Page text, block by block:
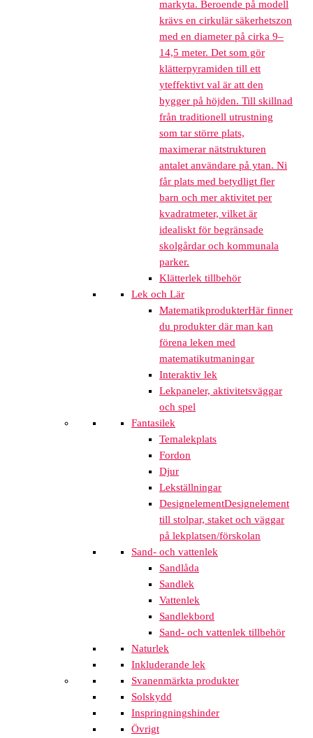
markyta. Beroende på modell
krävs en cirkulär säkerhetszon
med en diameter på cirka 9–
14,5 meter. Det som gör
klätterpyramiden till ett
yteffektivt val är att den
bygger på höjden. Till skillnad
från traditionell utrustning
som tar större plats,
maximerar nätstrukturen
antalet användare på ytan. Ni
får plats med betydligt fler
barn och mer aktivitet per
kvadratmeter, vilket är
idealiskt för begränsade
skolgårdar och kommunala
parker.
Klätterlek tillbehör
Lek och Lär
MatematikprodukterHär finner
du produkter där man kan
förena leken med
matematikutmaningar
Interaktiv lek
Lekpaneler, aktivitetsväggar
och spel
Fantasilek
Temalekplats
Fordon
Djur
Lekställningar
DesignelementDesignelement
till stolpar, staket och väggar
på lekplatsen/förskolan
Sand- och vattenlek
Sandlåda
Sandlek
Vattenlek
Sandlekbord
Sand- och vattenlek tillbehör
Naturlek
Inkluderande lek
Svanenmärkta produkter
Solskydd
Inspringningshinder
Övrigt